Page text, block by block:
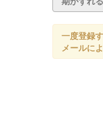
一度登録
メールに